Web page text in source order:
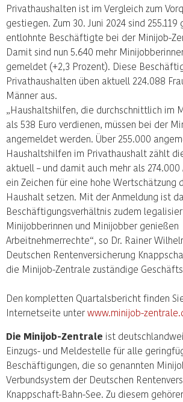
Privathaushalten ist im Vergleich zum
gestiegen. Zum 30. Juni 2024 sind
entlohnte Beschäftigte bei der Minijob-
Damit sind nun 5.640 mehr
gemeldet (+2,3 Prozent). Diese
Privathaushalten üben aktuell 224.088
Männer aus.
„Haushaltshilfen, die durchschnittlich im
als 538 Euro verdienen, müssen bei der
angemeldet werden. Über 255.000
Haushaltshilfen im Privathaushalt zählt
aktuell – und damit auch mehr als
ein Zeichen für eine hohe Wertschätzung
Haushalt setzen. Mit der Anmeldung ist
Beschäftigungsverhältnis zudem
Minijobberinnen und Minijobber genießen
Arbeitnehmerrechte“, so Dr. Rainer
Deutschen Rentenversicherung
die Minijob-Zentrale zuständige
Den kompletten Quartalsbericht finden
Internetseite unter www.minijob-
Die Minijob-Zentrale ist
Einzugs- und Meldestelle für alle
Beschäftigungen, die so genannten
Verbundsystem der Deutschen
Knappschaft-Bahn-See. Zu diesem